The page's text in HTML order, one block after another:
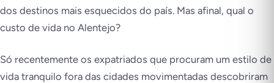
dos destinos mais esquecidos do país. Mas afinal, qual o
custo de vida no Alentejo?
Só recentemente os expatriados que procuram um estilo de
vida tranquilo fora das cidades movimentadas descobriram